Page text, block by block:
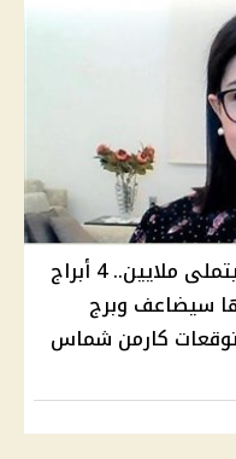
فلوسك هتتحول ذهب وجيبك هيتملى ملايين.. 4 أبراج
سيضاعف وبرج
كارمن شماس